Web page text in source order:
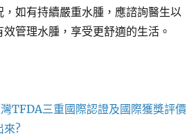
如有持續嚴重水腫，應諮詢醫生以
管理水腫，享受更舒適的生活。
TFDA三重國際認證及國際獲獎評價
來?